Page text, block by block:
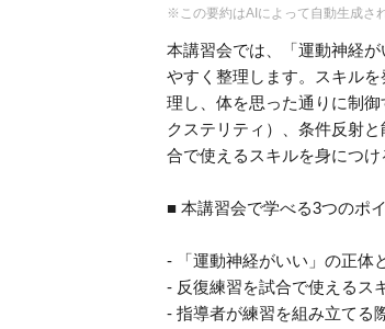
※この要約はAIによって自動生成さ
本講習会では、「運動神経
やすく整理します。スキル
理し、体を思った通りに制
クステリティ）、条件反射
合で使えるスキルを身につけ
■ 本講習会で学べる3つのポ
- 「運動神経がいい」の正体
- 反復練習を試合で使えるス
- 指導者が練習を組み立てる